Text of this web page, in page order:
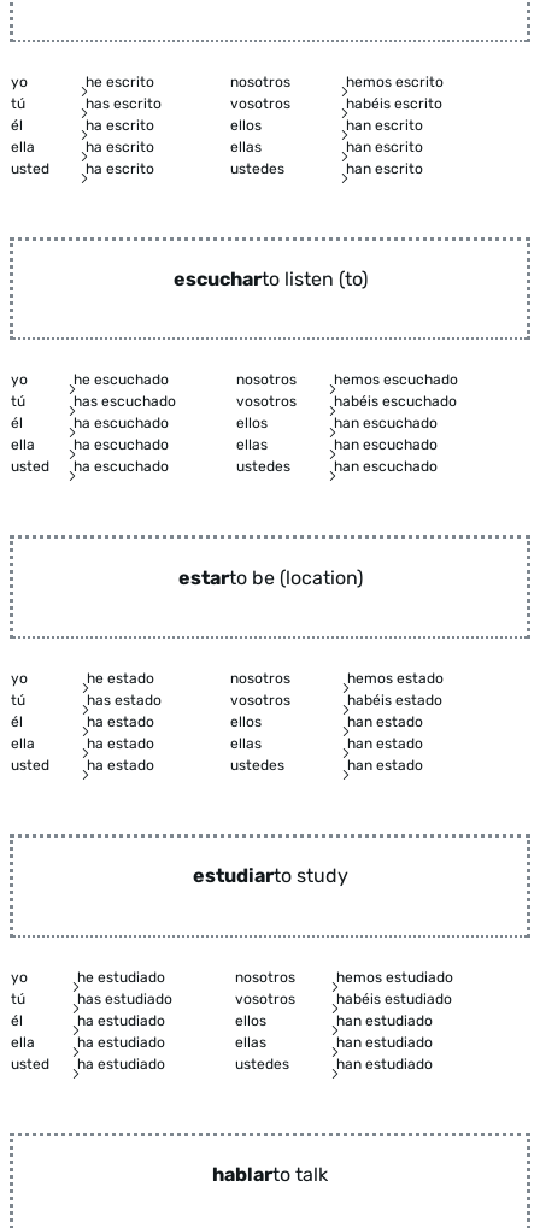
yo he escrito nosotros
hemos escrito
tú
has escrito vosotros
habéis escrito
él
ha escrito ellos
han escrito
ella
ha escrito ellas
han escrito
usted
ha escrito ustedes han escrito
escucharto listen (to)
yo he escuchado nosotros
hemos escuchado
tú
has escuchado vosotros
habéis escuchado
él
ha escuchado ellos
han escuchado
ella
ha escuchado ellas
han escuchado
usted
ha escuchado ustedes han escuchado
estarto be (location)
yo he estado nosotros
hemos estado
tú
has estado vosotros
habéis estado
él
ha estado ellos
han estado
ella
ha estado ellas
han estado
usted
ha estado ustedes han estado
estudiarto study
yo he estudiado nosotros
hemos estudiado
tú
has estudiado vosotros
habéis estudiado
él
ha estudiado ellos
han estudiado
ella
ha estudiado ellas
han estudiado
usted
ha estudiado ustedes han estudiado
hablarto talk